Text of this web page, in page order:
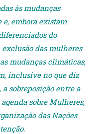
às mudanças
embora existam
do
exclusão das mulheres
mudanças climáticas,
inclusive no que diz
a sobreposição entre a
sobre Mulheres,
das Nações